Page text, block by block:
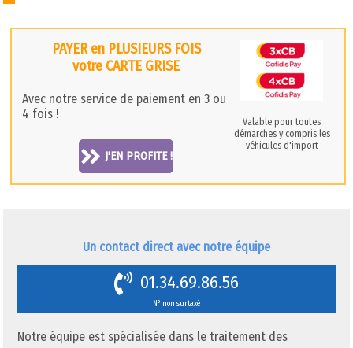
PAYER en PLUSIEURS FOIS
votre CARTE GRISE
Avec notre service de paiement en 3 ou
4 fois !
J'EN PROFITE !
Valable pour toutes
démarches y compris les
véhicules d'import
Un contact direct avec notre équipe
01.34.69.86.56
N° non surtaxé
Notre équipe est spécialisée dans le traitement des